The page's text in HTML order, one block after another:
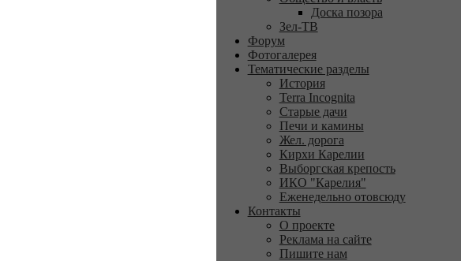
Доска позора
Зел-ТВ
Форум
Фотогалерея
Тематические разделы
История
Terra Incognita
Старые дачи
Печи и камины
Жел. дорога
Кирхи Карелии
Выборгская крепость
ИКО "Карелия"
Еженедельно отовсюду
Контакты
О проекте
Реклама на сайте
Пишите нам